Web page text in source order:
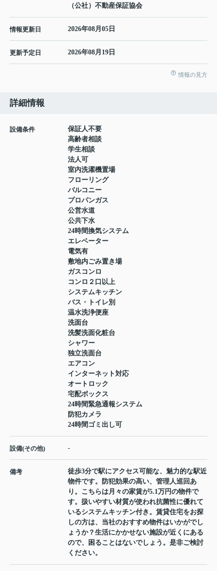
（公社）不動産保証協会
情報更新日 2026年08月05日
更新予定日 2026年08月19日
情報の見方
詳細情報
設備条件
保証人不要
高齢者相談
学生相談
法人可
室内洗濯機置場
フローリング
バルコニー
プロパンガス
公営水道
公共下水
24時間換気システム
エレベーター
電気有
敷地内ごみ置き場
ガスコンロ
コンロ２口以上
システムキッチン
バス・トイレ別
温水洗浄便座
洗面台
洗髪洗面化粧台
シャワー
独立洗面台
エアコン
インターネット対応
オートロック
宅配ボックス
24時間緊急通報システム
防犯カメラ
24時間ゴミ出し可
設備(その他) -
備考
徒歩3分で駅にアクセス可能な、魅力的な駅近
物件です。防犯効果の高い、管理人巡回あ
り。こちらは月々の家賃が5.1万円の物件で
す。扱いやすい材質が使われ抗菌性に優れて
いるシステムキッチン付き。賃貸住宅をお探
しの方は、当社のおすすめ物件はいかがでし
ょうか？生活にかかせない施設が近くにある
ので、困ることはないでしょう。是非ご検討
ください。